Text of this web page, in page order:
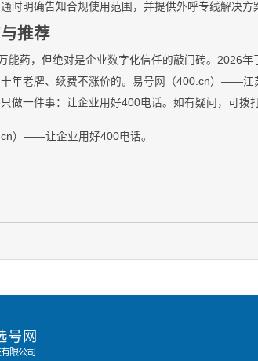
时明确告知合规使用范围，并提供外呼专线解决方
推荐
能药，但绝对是企业数字化信任的敲门砖。2026
年老牌、续费不涨价的。易号网（400.cn）——
做一件事：让企业用好400电话。如有疑问，可拨
）——让企业用好400电话。
号网
限公司